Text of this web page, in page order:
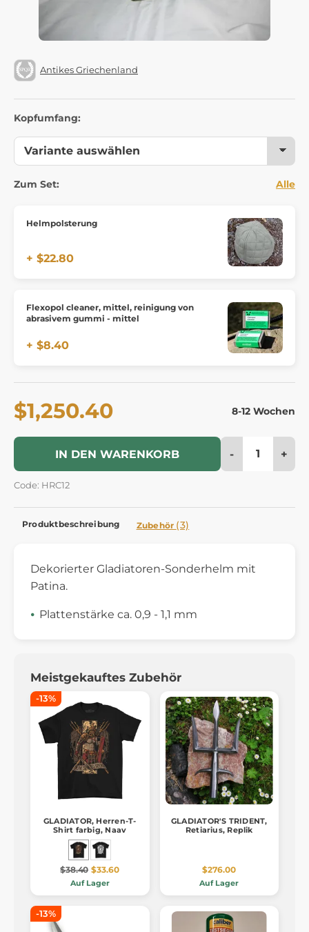
Antikes Griechenland
Kopfumfang:
Zum Set: Alle
Helmpolsterung
+ $22.80
Flexopol cleaner, mittel, reinigung von
abrasivem gummi - mittel
+ $8.40
$1,250.40 8-12 Wochen
IN DEN WARENKORB - +
Code: HRC12
Produktbeschreibung Zubehör (3)
Dekorierter Gladiatoren-Sonderhelm mit
Patina.
Plattenstärke ca. 0,9 - 1,1 mm
Meistgekauftes Zubehör
-13%
GLADIATOR, Herren-T-
Shirt farbig, Naav
$38.40 $33.60
Auf Lager
GLADIATOR'S TRIDENT,
Retiarius, Replik
$276.00
Auf Lager
-13%